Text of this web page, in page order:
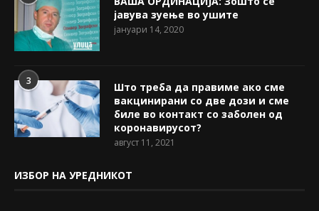
јавува зуење во ушите
јануари 14, 2020
3
Што треба да правиме ако сме
вакцинирани со две дози и сме
биле во контакт со заболен од
коронавирусот?
август 11, 2021
ИЗБОР НА УРЕДНИКОТ